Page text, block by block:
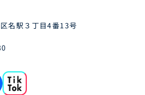
名駅３丁目4番13号